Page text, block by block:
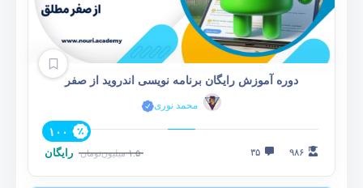
دوره آموزش رایگان برنامه نویسی اندروید از صفر
محمد نوری
۹۸۶ ۳۵
۱۰۰
۱.۵ میلیونتومان رایگان